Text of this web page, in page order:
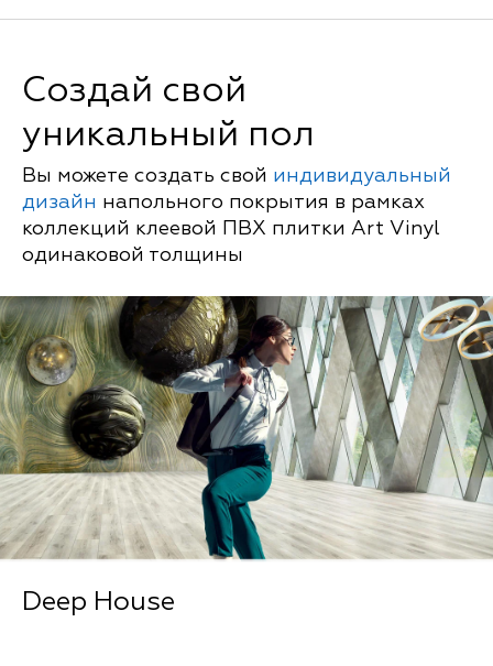
Создай свой
уникальный пол
Вы можете создать свой индивидуальный
дизайн напольного покрытия в рамках
коллекций клеевой ПВХ плитки Art Vinyl
одинаковой толщины
Deep House